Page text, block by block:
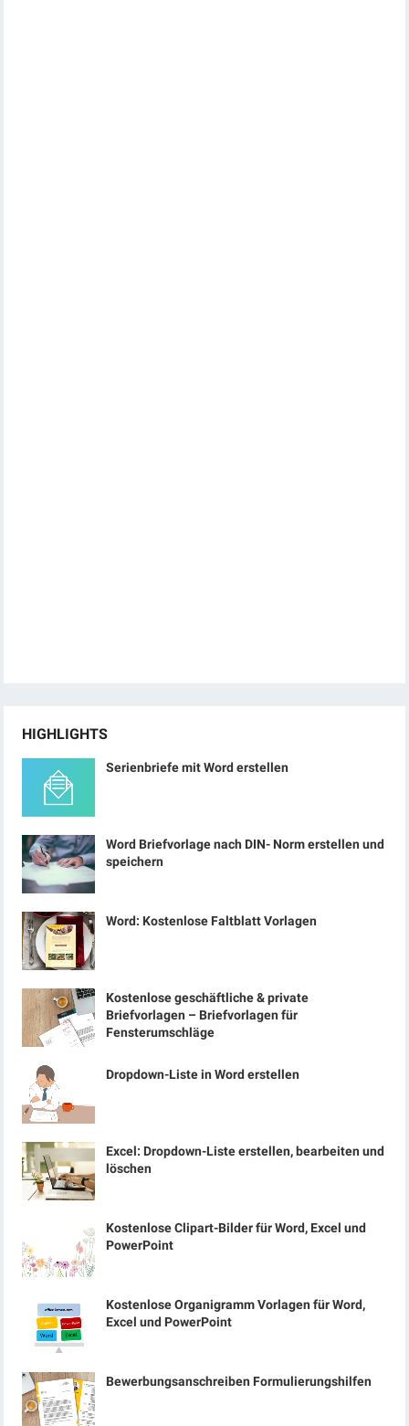
HIGHLIGHTS
Serienbriefe mit Word erstellen
Word Briefvorlage nach DIN- Norm erstellen und
speichern
Word: Kostenlose Faltblatt Vorlagen
Kostenlose geschäftliche & private
Briefvorlagen – Briefvorlagen für
Fensterumschläge
Dropdown-Liste in Word erstellen
Excel: Dropdown-Liste erstellen, bearbeiten und
löschen
Kostenlose Clipart-Bilder für Word, Excel und
PowerPoint
Kostenlose Organigramm Vorlagen für Word,
Excel und PowerPoint
Bewerbungsanschreiben Formulierungshilfen